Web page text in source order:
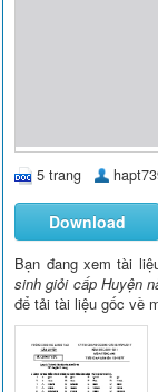
5 trang
Download
Bạn đang xem tài
sinh giỏi cấp Huyện
để tải tài liệu gốc về